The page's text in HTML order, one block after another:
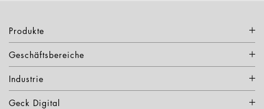
Produkte
Geschäftsbereiche
Industrie
Geck Digital